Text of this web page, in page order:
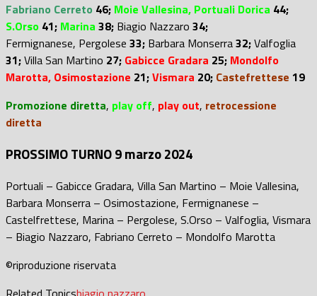
Fabriano Cerreto 46; Moie Vallesina, Portuali Dorica 44;
S.Orso 41; Marina 38; Biagio Nazzaro 34;
Fermignanese, Pergolese 33; Barbara Monserra32;Valfoglia
31;Villa San Martino 27; Gabicce Gradara 25; Mondolfo
Marotta, Osimostazione 21;Vismara 20; Castefrettese 19
Promozione diretta, play off, play out, retrocessione
diretta
PROSSIMO TURNO 9 marzo 2024
Portuali – Gabicce Gradara, Villa San Martino – Moie Vallesina,
Barbara Monserra – Osimostazione, Fermignanese –
Castelfrettese, Marina – Pergolese, S.Orso – Valfoglia, Vismara
– Biagio Nazzaro, Fabriano Cerreto – Mondolfo Marotta
©riproduzione riservata